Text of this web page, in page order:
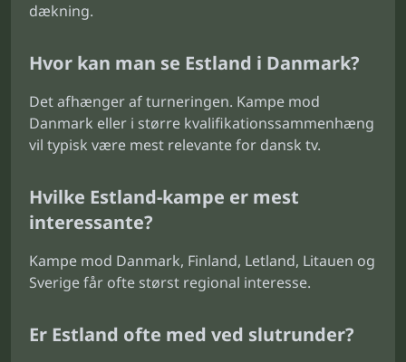
dækning.
Hvor kan man se Estland i Danmark?
Det afhænger af turneringen. Kampe mod
Danmark eller i større kvalifikationssammenhæng
vil typisk være mest relevante for dansk tv.
Hvilke Estland-kampe er mest
interessante?
Kampe mod Danmark, Finland, Letland, Litauen og
Sverige får ofte størst regional interesse.
Er Estland ofte med ved slutrunder?